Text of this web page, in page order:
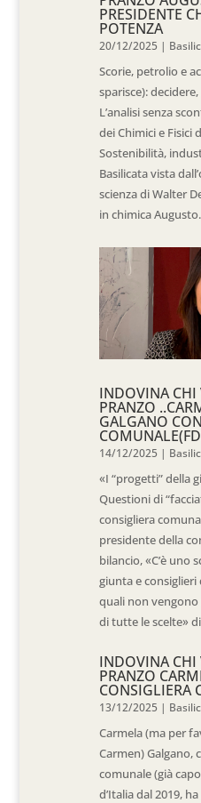
PRESIDENTE
POTENZA
20/12/2025 |
Scorie, petrolio e
sparisce):
L’analisi senza
dei Chimici e Fisici
Sostenibilità,
Basilicata vista
scienza di Walter
in chimica
INDOVINA CHI
PRANZO
GALGANO
14/12/2025 |
«I “progetti” della
Questioni di
consigliera
presidente della
bilancio, «C’è uno
giunta e consiglieri
quali non
di tutte le scelte»
INDOVINA CHI
PRANZO
CONSIGLIERA
13/12/2025 |
Carmela (ma per
Carmen) Galgano,
comunale (già
d’Italia dal 2019,